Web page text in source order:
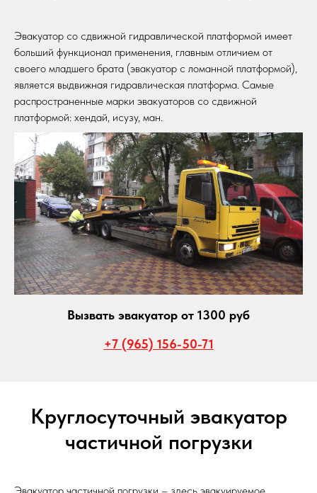
Эвакуатор со сдвижной гидравлической платформой имеет
больший функционал применения, главным отличием от
своего младшего брата (эвакуатор с ломанной платформой),
является выдвижная гидравлическая платформа. Самые
распространенные марки эвакуаторов со сдвижной
платформой: хендай, исузу, ман.
Вызвать эвакуатор от 1300 руб
+7 (965) 156-50-71
Круглосуточный эвакуатор
частичной погрузки